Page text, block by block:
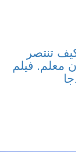
تنتصر
معلم. فيلم